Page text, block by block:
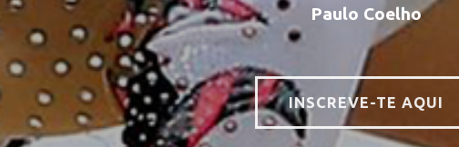
Paulo Coelho
INSCREVE-TE AQUI